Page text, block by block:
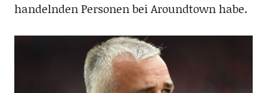
handelnden Personen bei Aroundtown habe.